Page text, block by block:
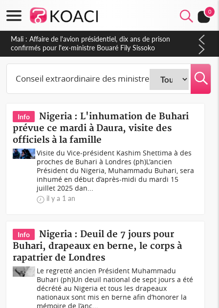
0
Mali : Affaire de l'avion présidentiel, dix ans de prison
confirmés pour l'ex-ministre Bouaré Fily Sissoko
Info
Nigeria : L'inhumation de Buhari
prévue ce mardi à Daura, visite des
officiels à la famille
Visite du Vice-président Kashim Shettima à des
proches de Buhari à Londres (ph)L'ancien
Président du Nigeria, Muhammadu Buhari, sera
inhumé en début d’après-midi du mardi 15
juillet 2025 dan...
il y a 1 an
Info
Nigeria : Deuil de 7 jours pour
Buhari, drapeaux en berne, le corps à
rapatrier de Londres
Le regretté ancien Président Muhammadu
Buhari (ph)Un deuil national de sept jours a été
décrété au Nigeria et tous les drapeaux
nationaux sont mis en berne afin d’honorer la
mémoire de l’anc...